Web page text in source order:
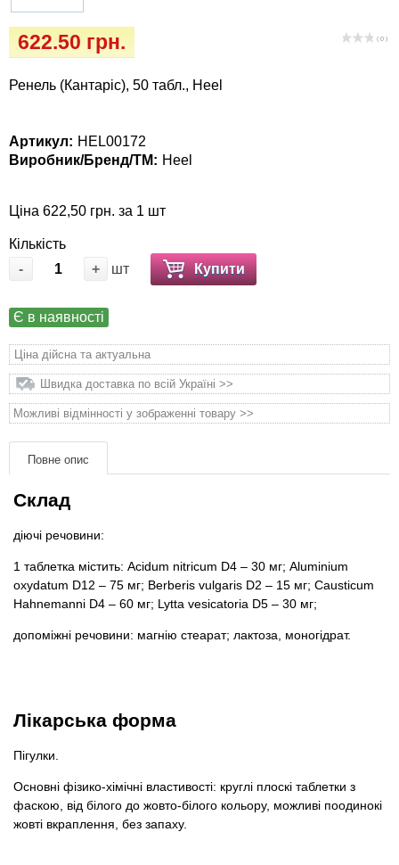
( 0 )
622.50 грн.
Ренель (Кантаріс), 50 табл., Heel
Артикул: HEL00172
Виробник/Бренд/ТМ: Heel
Ціна 622,50 грн. за 1 шт
Кількість
-
+ шт Купити
Є в наявності
Ціна дійсна та актуальна
Швидка доставка по всій Україні >>
Можливі відмінності у зображенні товару >>
Повне опис
Склад
діючі речовини:
1 таблетка містить: Acidum nitricum D4 – 30 мг; Aluminium
oxydatum D12 – 75 мг; Berberis vulgaris D2 – 15 мг; Causticum
Hahnemanni D4 – 60 мг; Lytta vesicatoria D5 – 30 мг;
допоміжні речовини: магнію стеарат; лактоза, моногідрат.
Лікарська форма
Пігулки.
Основні фізико-хімічні властивості: круглі плоскі таблетки з
фаскою, від білого до жовто-білого кольору, можливі поодинокі
жовті вкраплення, без запаху.
Ласощі та корма
Vet Diet Canine Wet - ветеринарные диеты
для собак
Лежаки, будиночки, охолоджуючи
Миски, автогодівниці, поілки
Одяг та взуття
Перенесення, сумки, клітини
матеріали
Подарункові сертифікати
Товари для голубів
Товари для гризунів
Товари для коней
Товари для людей
Хозряд - господарчі товари оптом
Популярні зоотоварі